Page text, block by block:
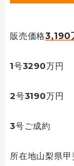
販売価格3,190
1号3290万円
2号3190万円
3号ご成約
所在地山梨県